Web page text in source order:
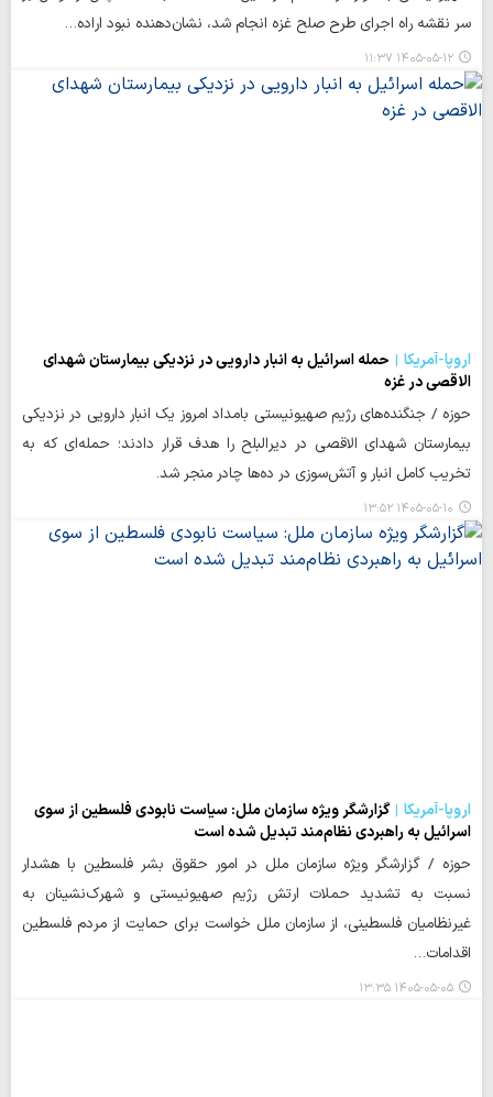
سر نقشه راه اجرای طرح صلح غزه انجام شد، نشان‌دهنده نبود اراده…
۱۴۰۵-۰۵-۱۲ ۱۱:۳۷
اروپا-آمریکا
حمله اسرائیل به انبار دارویی در نزدیکی بیمارستان شهدای
الاقصی در غزه
حوزه / جنگنده‌های رژیم صهیونیستی بامداد امروز یک انبار دارویی در نزدیکی
بیمارستان شهدای الاقصی در دیرالبلح را هدف قرار دادند؛ حمله‌ای که به
تخریب کامل انبار و آتش‌سوزی در ده‌ها چادر منجر شد.
۱۴۰۵-۰۵-۱۰ ۱۳:۵۲
اروپا-آمریکا
گزارشگر ویژه سازمان ملل: سیاست نابودی فلسطین از سوی
اسرائیل به راهبردی نظام‌مند تبدیل شده است
حوزه / گزارشگر ویژه سازمان ملل در امور حقوق بشر فلسطین با هشدار
نسبت به تشدید حملات ارتش رژیم صهیونیستی و شهرک‌نشینان به
غیرنظامیان فلسطینی، از سازمان ملل خواست برای حمایت از مردم فلسطین
اقدامات…
۱۴۰۵-۰۵-۰۵ ۱۳:۳۵